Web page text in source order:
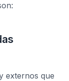
externos que